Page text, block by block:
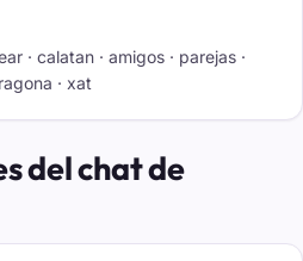
· calatan · amigos · parejas ·
· xat
del chat de